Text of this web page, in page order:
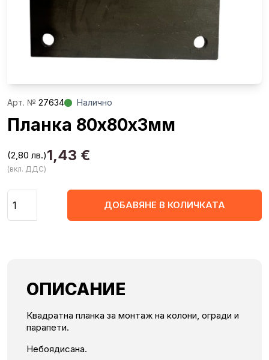
Aрт. № 27634 Налично
Планка 80х80х3мм
1,43 €
(2,80 лв.)
(вкл. ДДС)
ДОБАВЯНЕ В КОЛИЧКАТА
ОПИСАНИЕ
Квадратна планка за монтаж на колони, огради и
парапети.
Небоядисана.